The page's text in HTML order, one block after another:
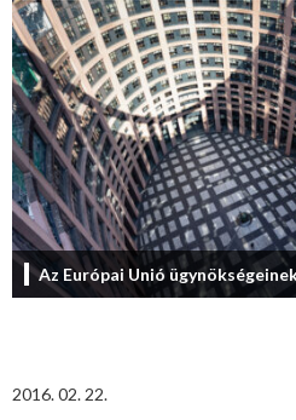
Az Európai Unió
2016. 02. 22.